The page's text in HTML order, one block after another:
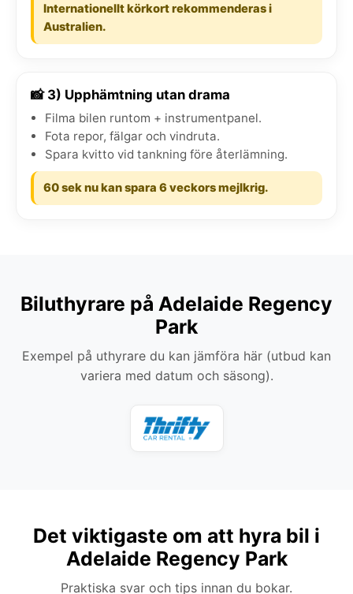
Internationellt körkort rekommenderas i
Australien.
📸 3) Upphämtning utan drama
Filma bilen runtom + instrumentpanel.
Fota repor, fälgar och vindruta.
Spara kvitto vid tankning före återlämning.
60 sek nu kan spara 6 veckors mejlkrig.
Biluthyrare på Adelaide Regency
Park
Exempel på uthyrare du kan jämföra här (utbud kan
variera med datum och säsong).
Det viktigaste om att hyra bil i
Adelaide Regency Park
Praktiska svar och tips innan du bokar.